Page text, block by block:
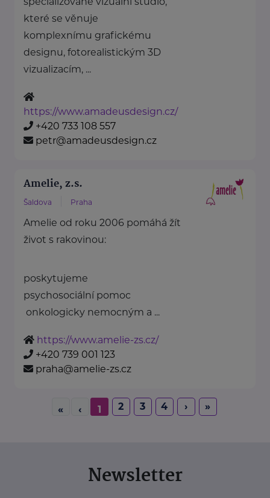
které se věnuje
komplexnímu grafickému
designu, fotorealistickým 3D
vizualizacím, ...
https://www.amadeusdesign.cz/
+420 733 108 557
petr@amadeusdesign.cz
Amelie, z.s.
Šaldova Praha
Amelie od roku 2006 pomáhá žít
život s rakovinou:
poskytujeme
psychosociální pomoc
onkologicky nemocným a ...
https://www.amelie-zs.cz/
+420 739 001 123
praha@amelie-zs.cz
« ‹ 1 2 3 4 › »
Newsletter